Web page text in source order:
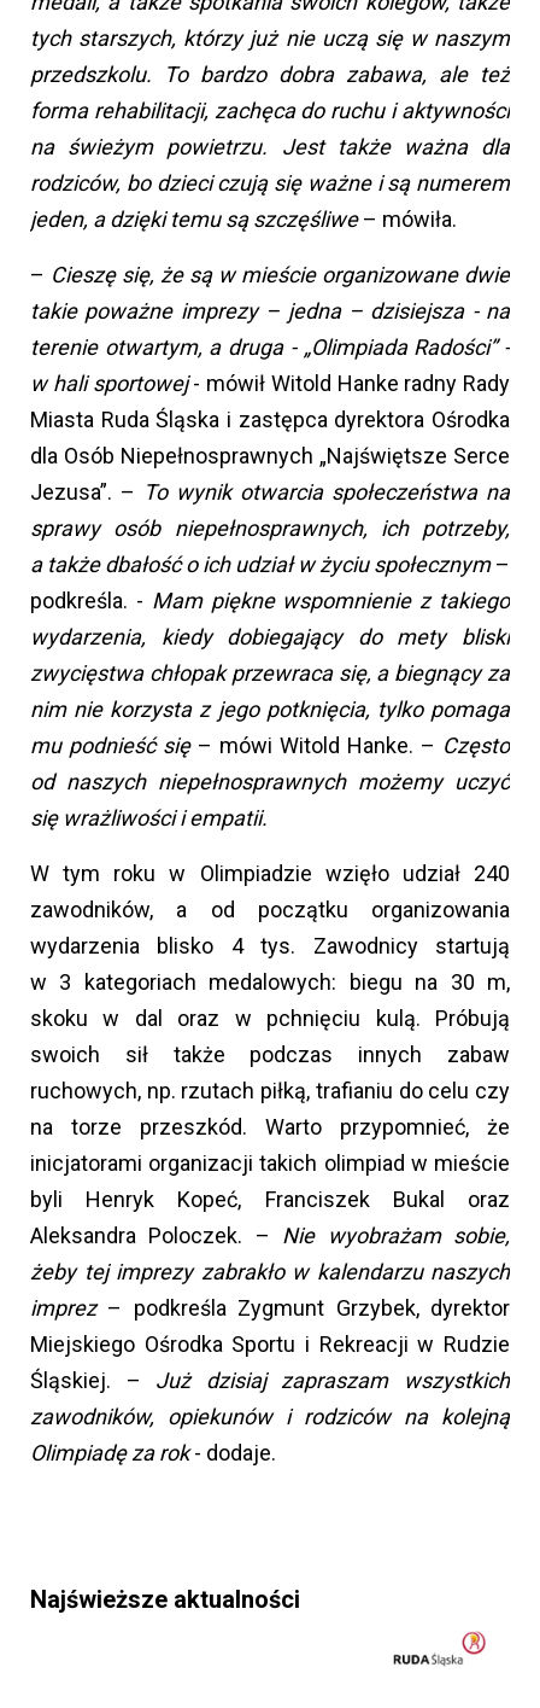
tych starszych, którzy już nie uczą się w naszym
przedszkolu. To bardzo dobra zabawa, ale też
forma rehabilitacji, zachęca do ruchu i aktywności
na świeżym powietrzu. Jest także ważna dla
rodziców, bo dzieci czują się ważne i są numerem
jeden, a dzięki temu są szczęśliwe– mówiła.
– Cieszę się, że są w mieście organizowane dwie
takie poważne imprezy – jedna – dzisiejsza - na
terenie otwartym, a druga - „Olimpiada Radości” -
w hali sportowej- mówił Witold Hanke radny Rady
Miasta Ruda Śląska i zastępca dyrektora Ośrodka
dla Osób Niepełnosprawnych „Najświętsze Serce
Jezusa”. – To wynik otwarcia społeczeństwa na
sprawy osób niepełnosprawnych, ich potrzeby,
a także dbałość o ich udział w życiu społecznym–
podkreśla. - Mam piękne wspomnienie z takiego
wydarzenia, kiedy dobiegający do mety bliski
zwycięstwa chłopak przewraca się, a biegnący za
nim nie korzysta z jego potknięcia, tylko pomaga
mu podnieść się– mówi Witold Hanke. – Często
od naszych niepełnosprawnych możemy uczyć
się wrażliwości i empatii.
W tym roku w Olimpiadzie wzięło udział 240
zawodników, a od początku organizowania
wydarzenia blisko 4 tys. Zawodnicy startują
w 3 kategoriach medalowych: biegu na 30 m,
skoku w dal oraz w pchnięciu kulą. Próbują
swoich sił także podczas innych zabaw
ruchowych, np. rzutach piłką, trafianiu do celu czy
na torze przeszkód. Warto przypomnieć, że
inicjatorami organizacji takich olimpiad w mieście
byli Henryk Kopeć, Franciszek Bukal oraz
Aleksandra Poloczek. – Nie wyobrażam sobie,
żeby tej imprezy zabrakło w kalendarzu naszych
imprez– podkreśla Zygmunt Grzybek, dyrektor
Miejskiego Ośrodka Sportu i Rekreacji w Rudzie
Śląskiej. – Już dzisiaj zapraszam wszystkich
zawodników, opiekunów i rodziców na kolejną
Olimpiadę za rok- dodaje.
Najświeższe aktualności